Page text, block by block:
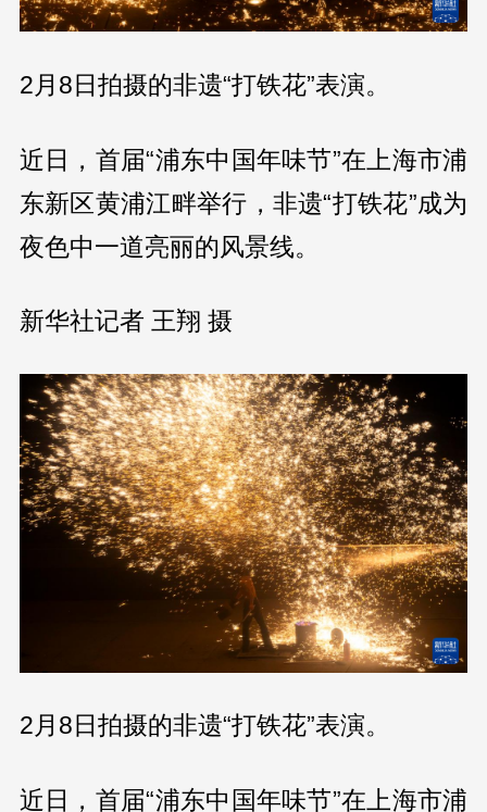
2月8日拍摄的非遗“打铁花”表演。
近日，首届“浦东中国年味节”在上海市浦
东新区黄浦江畔举行，非遗“打铁花”成为
夜色中一道亮丽的风景线。
新华社记者 王翔 摄
2月8日拍摄的非遗“打铁花”表演。
近日，首届“浦东中国年味节”在上海市浦